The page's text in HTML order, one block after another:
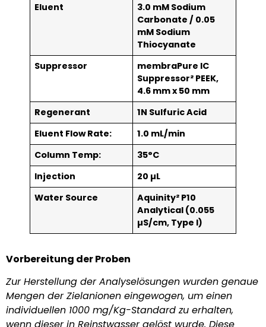
Eluent
3.0 mM Sodium
Carbonate / 0.05
mM Sodium
Thiocyanate
Suppressor
membraPure IC
Suppressor² PEEK,
4.6 mm x 50 mm
Regenerant
1N Sulfuric Acid
Eluent Flow Rate:
1.0 mL/min
Column Temp:
35°C
Injection
20 µL
Water Source
Aquinity² P10
Analytical (0.055
µS/cm, Type I)
Vorbereitung der Proben
Zur Herstellung der Analyselösungen wurden genaue
Mengen der Zielanionen eingewogen, um einen
individuellen 1000 mg/Kg-Standard zu erhalten,